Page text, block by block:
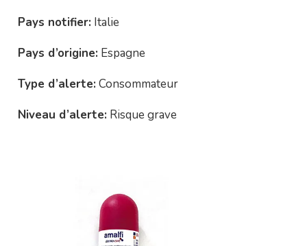
Pays notifier: Italie
Pays d’origine: Espagne
Type d’alerte: Consommateur
Niveau d’alerte: Risque grave